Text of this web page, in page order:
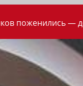
поженились —